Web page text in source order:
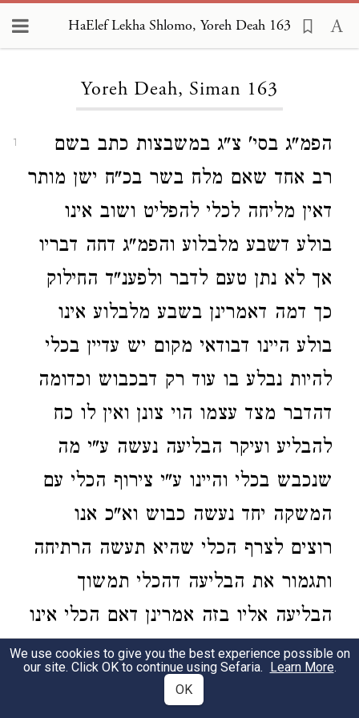
HaElef Lekha Shlomo, Yoreh Deah 163
Yoreh Deah, Siman 163
1
הפמ"ג בסי' צ"ג במשבצות כתב בשם
רב אחד שאם מלח בשר בכ"ח ישן מותר
דאין מליחה לכלי להפליט ושוב אינו
בולע דשבע מלבלוע והפמ"ג דחה דבריו
אך לא נתן טעם לדבר ולפענ"ד החילוק
כך דמה דאמרינן בשבע מלבלוע אינו
בולע היינו דבודאי מקום יש עדיין בכלי
להיות נבלע בו עוד רק דבכבוש וכדומה
דהדבר מצד עצמו הוי צונן ואין לו כח
להבליע ועיקר הבליעה נעשה ע"י מה
שנכבש בכלי והיינו ע"י צירוף הכלי עם
המשקה יחד נעשה כבוש וא"כ אנו
רוצים לצרף הכלי שהיא תעשה הרתיחה
ותגמור את הבליעה דהכלי תמשוך
הבליעה אליו בזה אמרינן דאם הכלי אינו
שבע אז טבע הכלי להיות מושך הבליעה
אצלו ובולע מדבר שיש בו אבל אם הוא
We use cookies to give you the best experience possible on
our site. Click OK to continue using Sefaria. Learn More.
OK